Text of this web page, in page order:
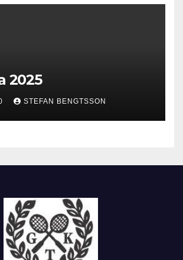
2025
STEFAN BENGTSSON